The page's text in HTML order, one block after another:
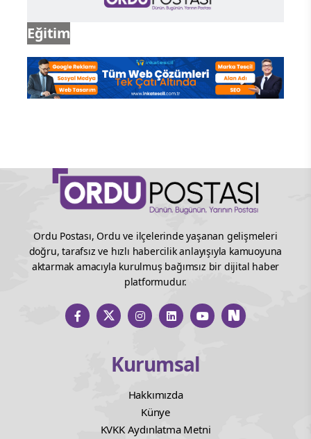
Eğitim
Ordu Postası, Ordu ve ilçelerinde yaşanan gelişmeleri
doğru, tarafsız ve hızlı habercilik anlayışıyla kamuoyuna
aktarmak amacıyla kurulmuş bağımsız bir dijital haber
platformudur.
Kurumsal
Hakkımızda
Künye
KVKK Aydınlatma Metni